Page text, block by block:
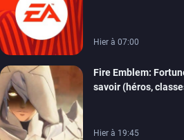
Hier à 07:00
Fire Emblem:
savoir (héros,
Hier à 19:45